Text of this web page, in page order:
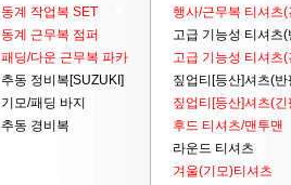
동계 작업복 SET
동계 근무복 점퍼
패딩/다운 근무복 파카
추동 정비복[SUZUKI]
기모/패딩 바지
추동 경비복
행사/근무복 티셔츠(
고급 기능성 티셔츠(
고급 기능성 티셔츠(
짚업티[등산]셔츠(반
짚업티[등산]셔츠(긴
후드 티셔츠/맨투맨
라운드 티셔츠
겨울(기모)티셔츠